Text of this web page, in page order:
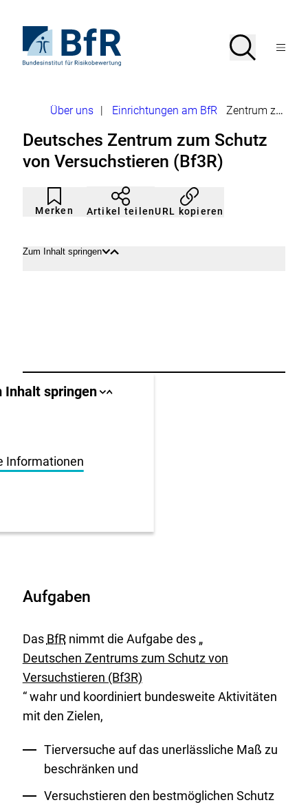
Seiteninhalt
springenStartseite
von
Suche
SucheMenü
Brotkrumennavigation
Über uns Einrichtungen am BfR Zentrum zum Schutz von Versuchstieren
Deutsches Zentrum zum Schutz
von Versuchstieren (Bf3R)
Merken
Artikel
nicht
gemerkt
Durch
Klicken
der
Artikel teilenURL kopieren
Zum Inhalt springen InhaltInhalt
Inhalt springen Sprungankerliste
Sprungankerliste
Informationen
Aufgaben
Das BfRnimmt die Aufgabe des „
Deutschen Zentrums zum Schutz von
Versuchstieren (Bf3R)
“ wahr und koordiniert bundesweite Aktivitäten
mit den Zielen,
Tierversuche auf das unerlässliche Maß zu
beschränken und
Versuchstieren den bestmöglichen Schutz